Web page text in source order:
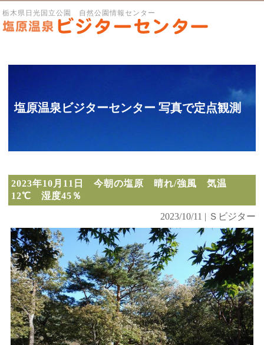
栃木県日光国立公園 自然公園情報センター
塩原温泉ビジターセンター 写真で定点観測
2023年10月11日 今朝の塩原 晴れ/強風 気温
12℃ 湿度45％
2023/10/11 | Ｓビジター